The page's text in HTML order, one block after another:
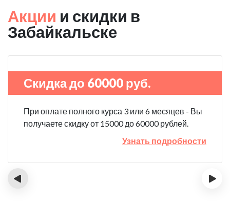
Акции и скидки в
Забайкальске
Скидка до 60000 руб.
При оплате полного курса 3 или 6 месяцев - Вы
получаете скидку от 15000 до 60000 рублей.
Узнать подробности
‹ ›